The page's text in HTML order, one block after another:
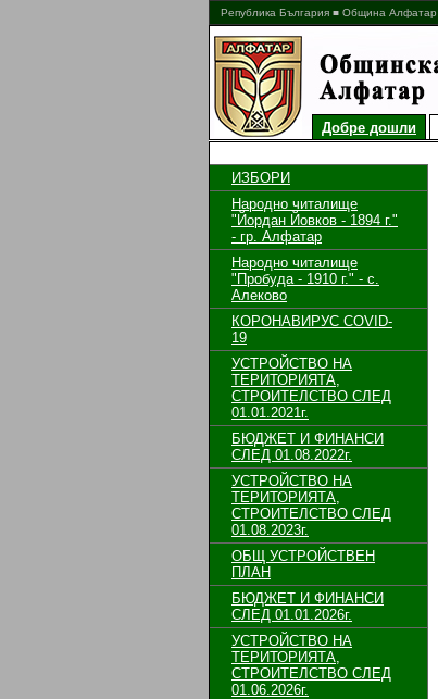
Република България ■ Община Алфатар
Добре дошли
ИЗБОРИ
Народно читалище
"Йордан Йовков - 1894 г."
- гр. Алфатар
Народно читалище
"Пробуда - 1910 г." - с.
Алеково
КОРОНАВИРУС COVID-
19
УСТРОЙСТВО НА
ТЕРИТОРИЯТА,
СТРОИТЕЛСТВО СЛЕД
01.01.2021г.
БЮДЖЕТ И ФИНАНСИ
СЛЕД 01.08.2022г.
УСТРОЙСТВО НА
ТЕРИТОРИЯТА,
СТРОИТЕЛСТВО СЛЕД
01.08.2023г.
ОБЩ УСТРОЙСТВЕН
ПЛАН
БЮДЖЕТ И ФИНАНСИ
СЛЕД 01.01.2026г.
УСТРОЙСТВО НА
ТЕРИТОРИЯТА,
СТРОИТЕЛСТВО СЛЕД
01.06.2026г.